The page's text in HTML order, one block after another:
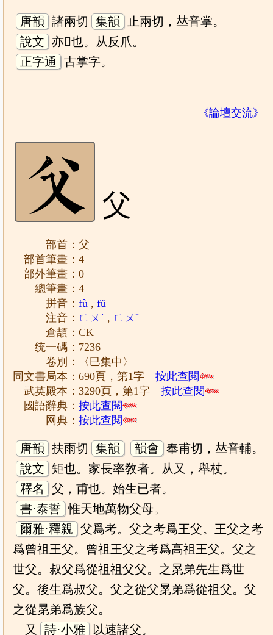
唐韻 諸兩切 集韻
止兩切，𠀤音掌。
說文 亦𠃨也。从反爪。
正字通
古掌字。
《論壇交流》
父
部首：父
部首筆畫：4
部外筆畫：0
總筆畫：4
拼音：fù ,fǔ
注音： ㄈㄨˋ , ㄈㄨˇ
倉頡：CK
统一碼：7236
卷別：〈巳集中〉
同文書局本：690頁，第1字按此查閱
武英殿本：3290頁，第1字按此查閱
國語辭典：按此查閱
网典：按此查閱
唐韻 扶雨切 集韻 韻會 奉甫切，𠀤音輔。
說文 矩也。家長率敎者。从又，舉杖。
釋名
父，甫也。始生已者。
書·泰誓 惟天地萬物父母。
爾雅·釋親 父爲考。父之考爲王父。王父之考
爲曾祖王父。曾祖王父之考爲高祖王父。父之
世父。叔父爲從祖祖父父。之晜弟先生爲世
父。後生爲叔父。父之從父晜弟爲從祖父。父
之從晜弟爲族父。
又
詩·小雅
以速諸父。